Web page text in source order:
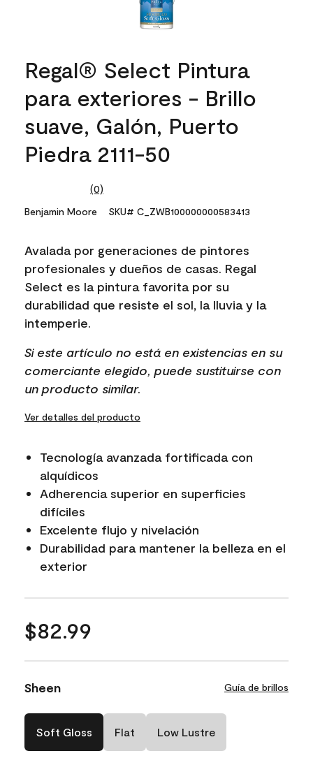
Regal® Select Pintura
para exteriores - Brillo
suave, Galón, Puerto
Piedra 2111-50
No
value.
link.
(0)
Benjamin Moore SKU# C_ZWB100000000583413
Avalada por generaciones de pintores
profesionales y dueños de casas. Regal
Select es la pintura favorita por su
durabilidad que resiste el sol, la lluvia y la
intemperie.
Si este artículo no está en existencias en su
comerciante elegido, puede sustituirse con
un producto similar.
Ver detalles del producto
Tecnología avanzada fortificada con
alquídicos
Adherencia superior en superficies
difíciles
Excelente flujo y nivelación
Durabilidad para mantener la belleza en el
exterior
$82.99
Sheen Guía de brillos
Soft Gloss Flat Low Lustre